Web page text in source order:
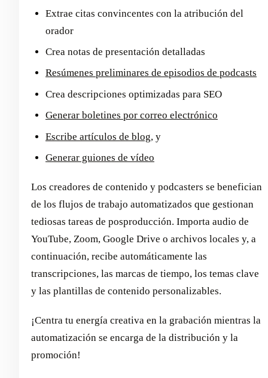
Extrae citas convincentes con la atribución del
orador
Crea notas de presentación detalladas
Resúmenes preliminares de episodios de podcasts
Crea descripciones optimizadas para SEO
Generar boletines por correo electrónico
Escribe artículos de blog, y
Generar guiones de vídeo
Los creadores de contenido y podcasters se benefician
de los flujos de trabajo automatizados que gestionan
tediosas tareas de posproducción. Importa audio de
YouTube, Zoom, Google Drive o archivos locales y, a
continuación, recibe automáticamente las
transcripciones, las marcas de tiempo, los temas clave
y las plantillas de contenido personalizables.
¡Centra tu energía creativa en la grabación mientras la
automatización se encarga de la distribución y la
promoción!